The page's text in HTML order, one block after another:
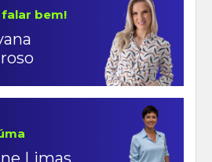
falar bem!
Limas